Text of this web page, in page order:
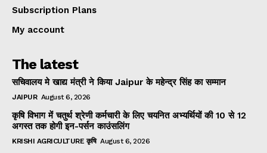
Subscription Plans
My account
The latest
सचिवालय मे खाद्य मंत्री ने किया Jaipur के महेन्द्र सिंह का सम्मान
JAIPUR August 6, 2026
कृषि विभाग में चतुर्थ श्रेणी कर्मचारी के लिए चयनित अभ्यर्थियों की 10 से 12
अगस्त तक होगी इन-पर्सन काउंसलिंग
KRISHI AGRICULTURE कृषि August 6, 2026